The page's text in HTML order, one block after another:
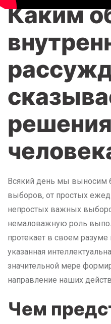
Каким
решения
Всякий день мы выносим
выборов, от простых
непростых важных
немаловажную роль
протекает в своем разуме
указанная
значительной мере
направление наших
Чем